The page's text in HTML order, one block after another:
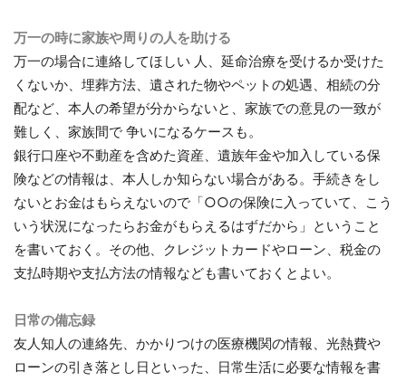
万一の時に家族や周りの人を助ける
万一の場合に連絡してほしい 人、延命治療を受けるか受けた
くないか、埋葬方法、遺された物やペットの処遇、相続の分
配など、本人の希望が分からないと、家族での意見の一致が
難しく、家族間で 争いになるケースも。
銀行口座や不動産を含めた資産、遺族年金や加入している保
険などの情報は、本人しか知らない場合がある。手続きをし
ないとお金はもらえないので「○○の保険に入っていて、こう
いう状況になったらお金がもらえるはずだから」ということ
を書いておく。その他、クレジットカードやローン、税金の
支払時期や支払方法の情報なども書いておくとよい。
日常の備忘録
友人知人の連絡先、かかりつけの医療機関の情報、光熱費や
ローンの引き落とし日といった、日常生活に必要な情報を書